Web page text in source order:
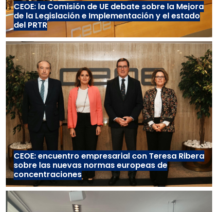
CEOE: la Comisión de UE debate sobre la Mejora
de la Legislación e Implementación y el estado
del PRTR
CEOE: encuentro empresarial con Teresa Ribera
sobre las nuevas normas europeas de
concentraciones